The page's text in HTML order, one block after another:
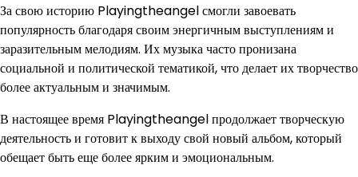
За свою историю Playingtheangel смогли завоевать
популярность благодаря своим энергичным выступлениям и
заразительным мелодиям. Их музыка часто пронизана
социальной и политической тематикой, что делает их творчество
более актуальным и значимым.
В настоящее время Playingtheangel продолжает творческую
деятельность и готовит к выходу свой новый альбом, который
обещает быть еще более ярким и эмоциональным.